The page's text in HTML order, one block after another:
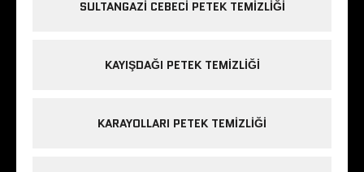
SULTANGAZI CEBECI PETEK TEMIZLIĞI
KAYIŞDAĞI PETEK TEMIZLIĞI
KARAYOLLARI PETEK TEMIZLIĞI